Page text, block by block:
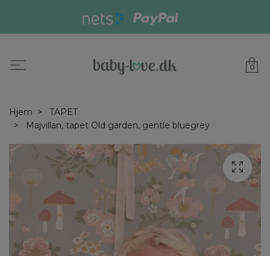
0
Hjem
TAPET
Majvillan, tapet Old garden, gentle bluegrey